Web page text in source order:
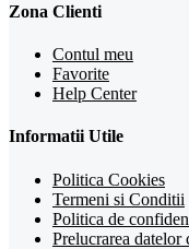
Zona Clienti
Contul meu
Favorite
Help Center
Informatii Utile
Politica Cookies
Termeni si Conditii
Politica de
Prelucrarea datelor